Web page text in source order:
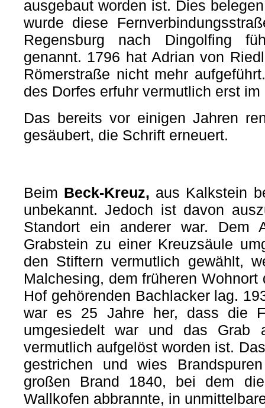
ausgebaut worden ist. Dies
wurde diese
Regensburg nach Dingolfing
genannt. 1796 hat Adrian von
Römerstraße nicht mehr
des Dorfes erfuhr vermutlich erst
Das bereits vor einigen Jahren
gesäubert, die Schrift erneuert.
Beim Beck-Kreuz, aus Kalkstein
unbekannt. Jedoch ist davon
Standort ein anderer war. Dem
Grabstein zu einer Kreuzsäule
den Stiftern vermutlich gewählt,
Malchesing, dem früheren
Hof gehörenden Bachlacker lag.
war es 25 Jahre her, dass die
umgesiedelt war und das Grab
vermutlich aufgelöst worden ist.
gestrichen und wies
großen Brand 1840, bei dem
Wallkofen abbrannte, in